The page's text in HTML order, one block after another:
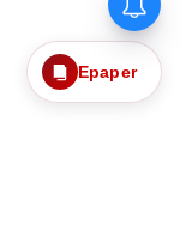
Epaper